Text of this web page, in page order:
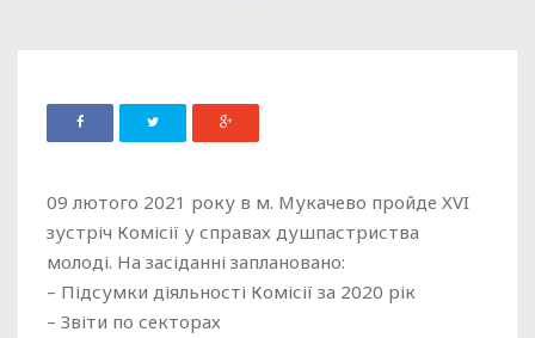
09 лютого 2021 року в м. Мукачево пройде XVI
зустріч Комісії у справах душпастриства
молоді. На засіданні заплановано:
– Підсумки діяльності Комісії за 2020 рік
– Звіти по секторах